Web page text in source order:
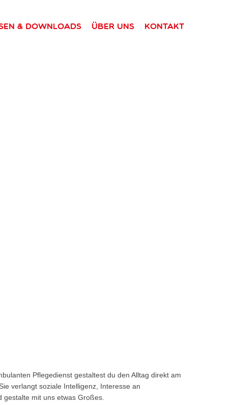
& Downloads Über uns Kontakt
Pflegedienst gestaltest du den Alltag direkt am
verlangt soziale Intelligenz, Interesse an
mit uns etwas Großes.